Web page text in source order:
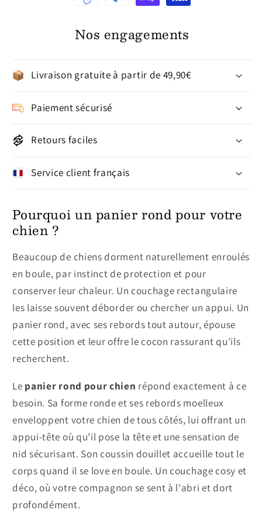
Nos engagements
Livraison gratuite à partir de 49,90€
Paiement sécurisé
Retours faciles
Service client français
Pourquoi un panier rond pour votre
chien ?
Beaucoup de chiens dorment naturellement enroulés
en boule, par instinct de protection et pour
conserver leur chaleur. Un couchage rectangulaire
les laisse souvent déborder ou chercher un appui. Un
panier rond, avec ses rebords tout autour, épouse
cette position et leur offre le cocon rassurant qu'ils
recherchent.
Le panier rond pour chien répond exactement à ce
besoin. Sa forme ronde et ses rebords moelleux
enveloppent votre chien de tous côtés, lui offrant un
appui-tête où qu'il pose la tête et une sensation de
nid sécurisant. Son coussin douillet accueille tout le
corps quand il se love en boule. Un couchage cosy et
déco, où votre compagnon se sent à l'abri et dort
profondément.